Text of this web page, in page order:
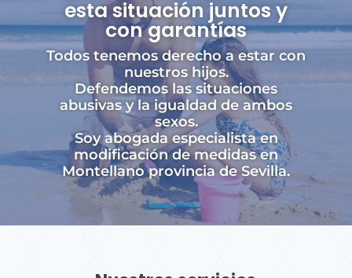
esta situación juntos y
con garantías
Todos tenemos derecho a estar con
nuestros hijos.
Defendemos las situaciones
abusivas y la igualdad de ambos
sexos.
Soy abogada especialista en
modificación de medidas en
Montellano provincia de Sevilla.